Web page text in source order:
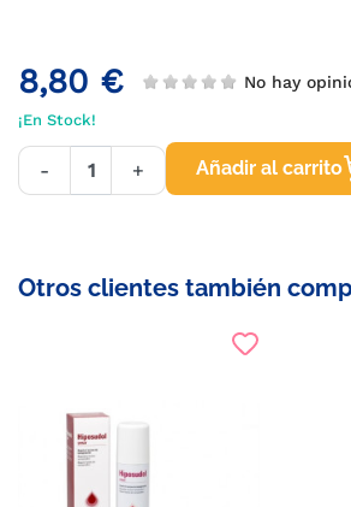
8,80 € No hay
¡En Stock!
- + Añadir al carrito
Otros clientes también